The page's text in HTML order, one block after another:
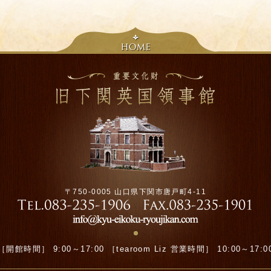
〒750-0005 山口県下関市唐戸町4-11
開館時間］ 9:00～17:00 ［tearoom Liz 営業時間］ 10:00～